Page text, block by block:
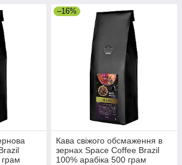
грам
–16%
Кава свіжого обсмаження в
зернах Space Coffee Brazil
100% арабіка 500 грам